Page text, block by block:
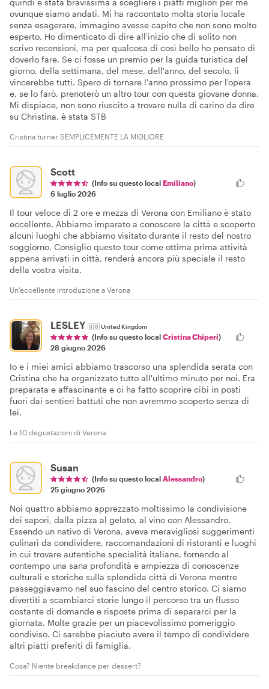
quindi è stata bravissima a scegliere i piatti migliori per me
ovunque siamo andati. Mi ha raccontato molta storia locale
senza esagerare, immagino avesse capito che non sono molto
esperto. Ho dimenticato di dire all'inizio che di solito non
scrivo recensioni, ma per qualcosa di così bello ho pensato di
doverlo fare. Se ci fosse un premio per la guida turistica del
giorno, della settimana, del mese, dell'anno, del secolo, li
vincerebbe tutti. Spero di tornare l'anno prossimo per l'opera
e, se lo farò, prenoterò un altro tour con questa giovane donna.
Mi dispiace, non sono riuscito a trovare nulla di carino da dire
su Christina, è stata STB
Cristina turner SEMPLICEMENTE LA MIGLIORE
Scott
(Info su questo local Emiliano)
6 luglio 2026
Il tour veloce di 2 ore e mezza di Verona con Emiliano è stato
eccellente. Abbiamo imparato a conoscere la città e scoperto
alcuni luoghi che abbiamo visitato durante il resto del nostro
soggiorno. Consiglio questo tour come ottima prima attività
appena arrivati in città, renderà ancora più speciale il resto
della vostra visita.
Un'eccellente introduzione a Verona
LESLEY 🇬🇧United Kingdom
(Info su questo local Cristina Chiperi)
28 giugno 2026
Io e i miei amici abbiamo trascorso una splendida serata con
Cristina che ha organizzato tutto all'ultimo minuto per noi. Era
preparata e affascinante e ci ha fatto scoprire cibi in posti
fuori dai sentieri battuti che non avremmo scoperto senza di
lei.
Le 10 degustazioni di Verona
Susan
(Info su questo local Alessandro)
25 giugno 2026
Noi quattro abbiamo apprezzato moltissimo la condivisione
dei sapori, dalla pizza al gelato, al vino con Alessandro.
Essendo un nativo di Verona, aveva meravigliosi suggerimenti
culinari da condividere, raccomandazioni di ristoranti e luoghi
in cui trovare autentiche specialità italiane, fornendo al
contempo una sana profondità e ampiezza di conoscenze
culturali e storiche sulla splendida città di Verona mentre
passeggiavamo nel suo fascino del centro storico. Ci siamo
divertiti a scambiarci storie lungo il percorso tra un flusso
costante di domande e risposte prima di separarci per la
giornata. Molte grazie per un piacevolissimo pomeriggio
condiviso. Ci sarebbe piaciuto avere il tempo di condividere
altri piatti preferiti di famiglia.
Cosa? Niente breakdance per dessert?